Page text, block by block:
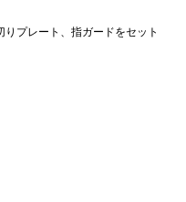
プレート、指ガードをセット